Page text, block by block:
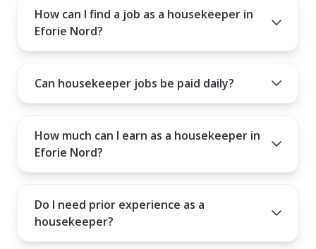
How can I find a job as a housekeeper in
Eforie Nord?
Can housekeeper jobs be paid daily?
How much can I earn as a housekeeper in
Eforie Nord?
Do I need prior experience as a
housekeeper?